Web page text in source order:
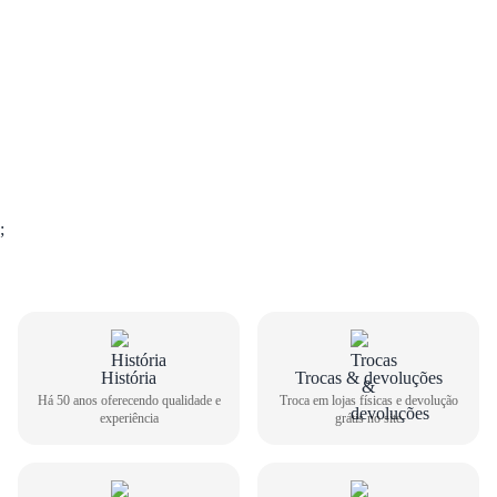
GUIA DE TAMANHOS
Sandália Papete Beira Rio Feminina 8523.119
;
História
Há 50 anos oferecendo qualidade e
experiência
Trocas & devoluções
Troca em lojas físicas e devolução
grátis no site